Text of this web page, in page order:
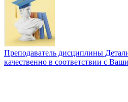
Преподаватель дисциплины
качественно в соответствии с